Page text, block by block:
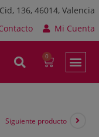
136, 46014, Valencia
Mi Cuenta
Siguiente producto